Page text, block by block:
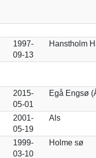
1997-
09-13
Hanstholm
2015-
05-01
Egå Engsø
2001-
05-19
Als
1999-
03-10
Holme sø